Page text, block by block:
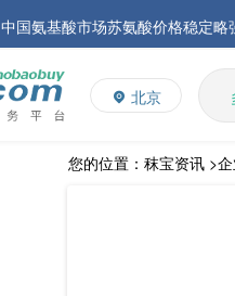
磷酸氢钙市场行情走弱；小苏打
帝斯曼-芬美意发布2026年上半年业
巴斯夫集团发布2026年第二季度财
丸红株式会社发布截至2026年6
住友化学公布2026财年第一季度
北京
您的位置： 秣宝资讯 >